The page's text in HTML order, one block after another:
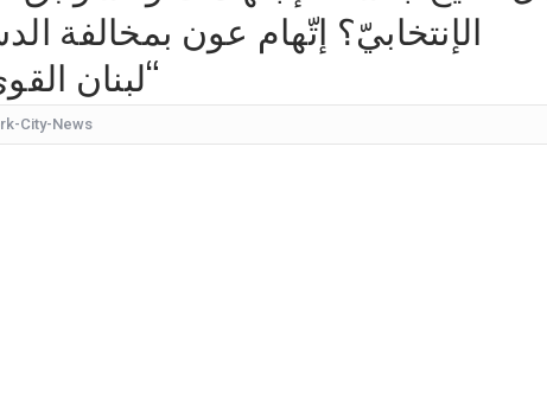
كيف
شقراء جميلة تشبه الأوروبيات.. صورة لابنة
قرار مُفاجئ.. إعلامية شهيرة تُعلن إنهاء تعاقدها مع
الإنتخابيّ؟ إتّهام عون بمخالفة
“لبنان
City-News